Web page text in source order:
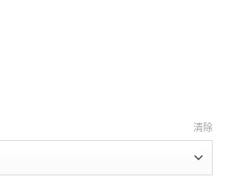
清除